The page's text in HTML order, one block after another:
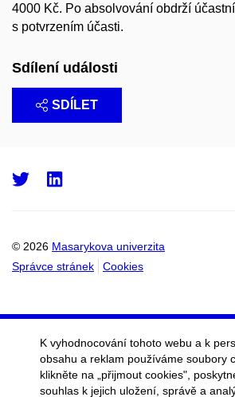
4000 Kč. Po absolvování obdrží
s potvrzením účasti.
Sdílení události
SDÍLET
© 2026 Masarykova univerzita
Správce stránek
Cookies
Twitter
K vyhodnocování tohoto webu a k
obsahu a reklam používáme soubory
klikněte na „přijmout cookies",
souhlas k jejich uložení, správě a